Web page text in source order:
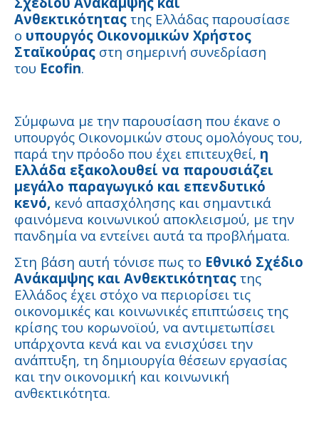
Ανθεκτικότητας της Ελλάδας παρουσίασε
ο υπουργός Οικονομικών Χρήστος
Σταϊκούρας στη σημερινή συνεδρίαση
του Ecofin.
Σύμφωνα με την παρουσίαση που έκανε ο
υπουργός Οικονομικών στους ομολόγους του,
παρά την πρόοδο που έχει επιτευχθεί, η
Ελλάδα εξακολουθεί να παρουσιάζει
μεγάλο παραγωγικό και επενδυτικό
κενό, κενό απασχόλησης και σημαντικά
φαινόμενα κοινωνικού αποκλεισμού, με την
πανδημία να εντείνει αυτά τα προβλήματα.
Στη βάση αυτή τόνισε πως το Εθνικό Σχέδιο
Ανάκαμψης και Ανθεκτικότητας της
Ελλάδος έχει στόχο να περιορίσει τις
οικονομικές και κοινωνικές επιπτώσεις της
κρίσης του κορωνοϊού, να αντιμετωπίσει
υπάρχοντα κενά και να ενισχύσει την
ανάπτυξη, τη δημιουργία θέσεων εργασίας
και την οικονομική και κοινωνική
ανθεκτικότητα.